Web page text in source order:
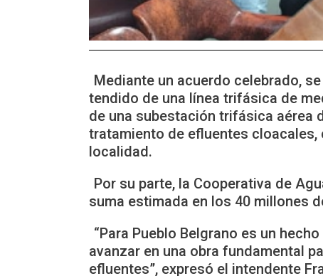
Mediante un acuerdo celebrado,
tendido de una línea trifásica de
de una subestación trifásica aérea
tratamiento de efluentes
localidad.
Por su parte, la Cooperativa de
suma estimada en los 40 millones
“Para Pueblo Belgrano es un
avanzar en una obra fundamental
efluentes”, expresó el intendente